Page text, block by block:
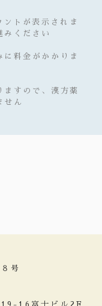
トが表示されま
みください
料金がかかりま
すので、漢方薬
せん
号
19-16富士ビル2F